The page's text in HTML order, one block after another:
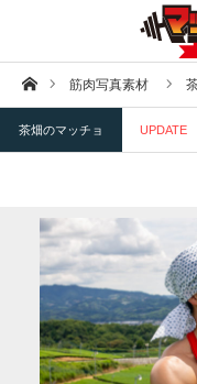
ホーム筋肉写真素材
茶畑のマッチョ UPDATE